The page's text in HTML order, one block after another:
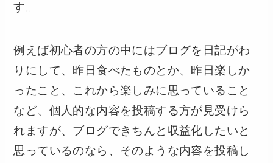
す。
例えば初心者の方の中にはブログを日記がわ
りにして、昨日食べたものとか、昨日楽しか
ったこと、これから楽しみに思っていること
など、個人的な内容を投稿する方が見受けら
れますが、ブログできちんと収益化したいと
思っているのなら、そのような内容を投稿し